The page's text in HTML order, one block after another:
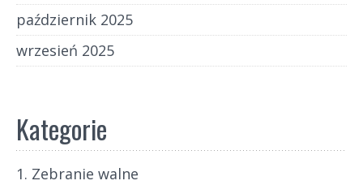
październik 2025
wrzesień 2025
Kategorie
1. Zebranie walne